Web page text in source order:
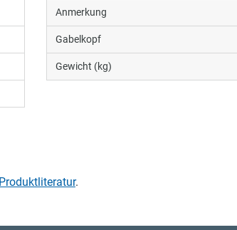
Anmerkung
Gabelkopf
Gewicht (kg)
.